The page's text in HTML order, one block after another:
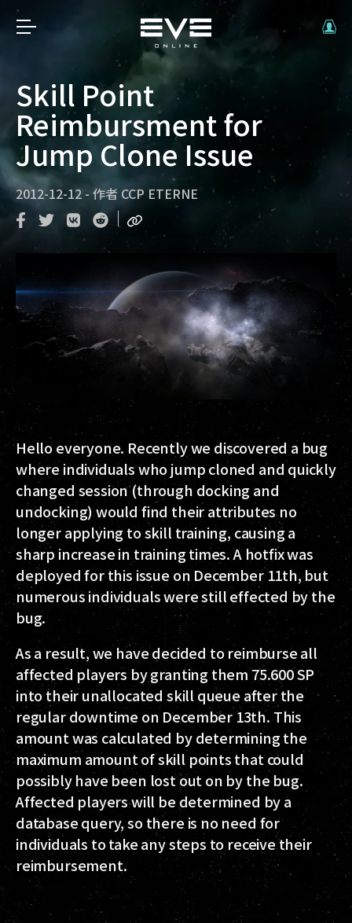
Skill Point
Reimbursment for
Jump Clone Issue
2012-12-12 - 作者 CCP ETERNE
Hello everyone. Recently we discovered a bug
where individuals who jump cloned and quickly
changed session (through docking and
undocking) would find their attributes no
longer applying to skill training, causing a
sharp increase in training times. A hotfix was
deployed for this issue on December 11th, but
numerous individuals were still effected by the
bug.
As a result, we have decided to reimburse all
affected players by granting them 75.600 SP
into their unallocated skill queue after the
regular downtime on December 13th. This
amount was calculated by determining the
maximum amount of skill points that could
possibly have been lost out on by the bug.
Affected players will be determined by a
database query, so there is no need for
individuals to take any steps to receive their
reimbursement.